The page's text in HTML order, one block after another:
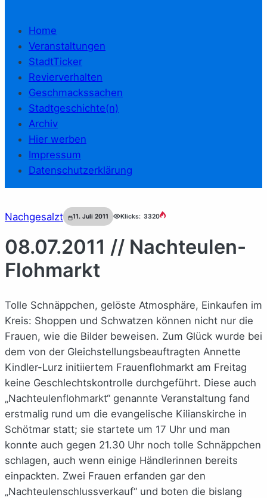
Home
Veranstaltungen
StadtTicker
Revierverhalten
Geschmackssachen
Stadtgeschichte(n)
Archiv
Hier werben
Impressum
Datenschutzerklärung
Nachgesalzt 11. Juli 2011 Klicks: 3320
08.07.2011 // Nachteulen-
Flohmarkt
Tolle Schnäppchen, gelöste Atmosphäre, Einkaufen im
Kreis: Shoppen und Schwatzen können nicht nur die
Frauen, wie die Bilder beweisen. Zum Glück wurde bei
dem von der Gleichstellungsbeauftragten Annette
Kindler-Lurz initiiertem Frauenflohmarkt am Freitag
keine Geschlechtskontrolle durchgeführt. Diese auch
„Nachteulenflohmarkt“ genannte Veranstaltung fand
erstmalig rund um die evangelische Kilianskirche in
Schötmar statt; sie startete um 17 Uhr und man
konnte auch gegen 21.30 Uhr noch tolle Schnäppchen
schlagen, auch wenn einige Händlerinnen bereits
einpackten. Zwei Frauen erfanden gar den
„Nachteulenschlussverkauf“ und boten die bislang